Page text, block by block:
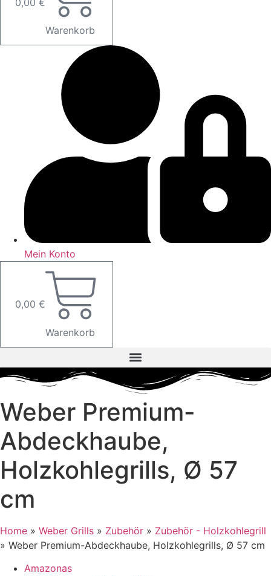
Warenkorb
Mein Konto
0,00 €
Warenkorb
Weber Premium-
Abdeckhaube,
Holzkohlegrills, Ø 57
cm
Home » Weber Grills » Zubehör » Zubehör - Holzkohlegrill
» Weber Premium-Abdeckhaube, Holzkohlegrills, Ø 57 cm
Amazonas